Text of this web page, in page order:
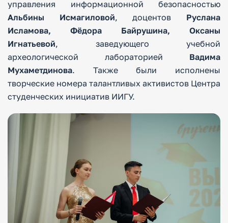
управления информационной безопасностью
Альбины Исмагиловой, доцентов Руслана
Исламова, Фёдора Байрушина, Оксаны
Игнатьевой, заведующего учебной
археологической лабораторией Вадима
Мухаметдинова. Также были исполнены
творческие номера талантливых активистов Центра
студенческих инициатив ИИГУ.